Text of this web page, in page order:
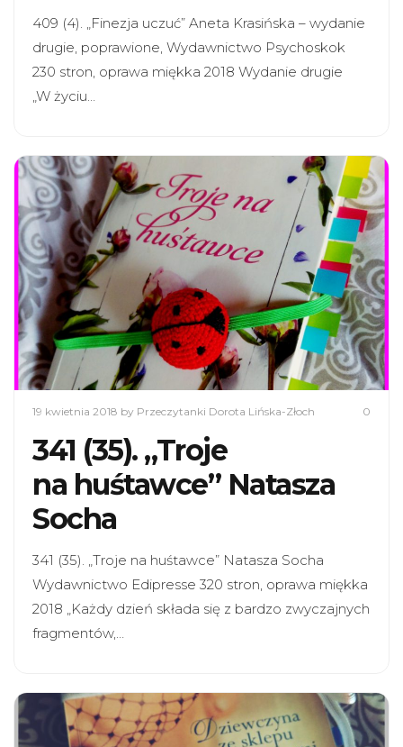
409 (4). „Finezja uczuć” Aneta Krasińska – wydanie
drugie, poprawione, Wydawnictwo Psychoskok
230 stron, oprawa miękka 2018 Wydanie drugie
„W życiu…
19 kwietnia 2018 by Przeczytanki Dorota Lińska-Złoch 0
341 (35). „Troje
na huśtawce” Natasza
Socha
341 (35). „Troje na huśtawce” Natasza Socha
Wydawnictwo Edipresse 320 stron, oprawa miękka
2018 „Każdy dzień składa się z bardzo zwyczajnych
fragmentów,…